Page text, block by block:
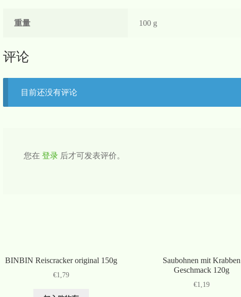
重量 100 g
评论
目前还没有评论
您在登录 后才可发表评价。
BINBIN Reiscracker original 150g
€1,79
Saubohnen mit Krabben
Geschmack 120g
€1,19